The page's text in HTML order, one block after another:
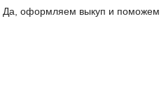
Да, оформляем выкуп и поможем